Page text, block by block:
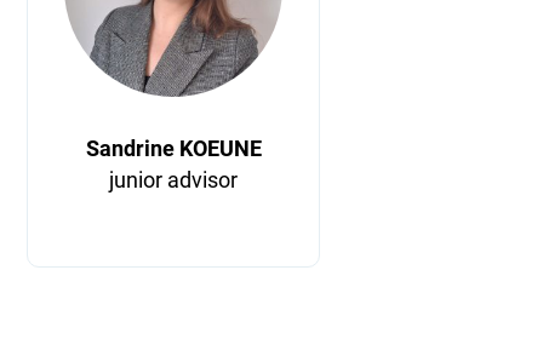
Sandrine KOEUNE
junior advisor